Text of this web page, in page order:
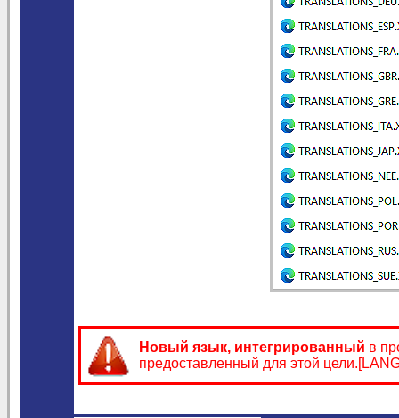
Новый язык, интегрированный в
предоставленный для этой